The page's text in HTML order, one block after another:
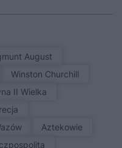
August
Winston Churchill
II Wielka
Aztekowie